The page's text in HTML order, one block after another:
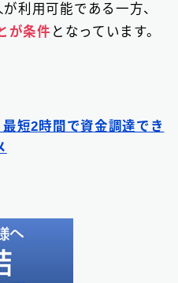
利用可能である一方、
が条件 となっています。
短2時間で資金調達でき